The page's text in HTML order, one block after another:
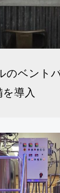
のベント
導入